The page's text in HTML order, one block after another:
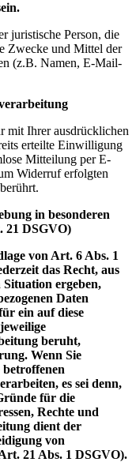
juristische Person, die
Zwecke und Mittel der
(z.B. Namen, E-Mail-
mit Ihrer ausdrücklichen
erteilte Einwilligung
Mitteilung per E-
Widerruf erfolgten
in besonderen
21 DSGVO)
von Art. 6 Abs. 1
das Recht, aus
ergeben,
Daten
ein auf diese
beruht,
Wenn Sie
es sei denn,
für die
Rechte und
dient der
von
21 Abs. 1 DSGVO).